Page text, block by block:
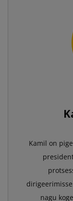
Kamil on
nagu